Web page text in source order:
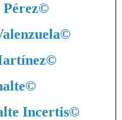
©
©
©
©
Incertis©